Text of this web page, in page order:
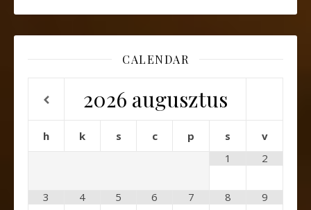
CALENDAR
2026 augusztus
h k s c p s
v
1
2
3 4 5 6 7 8 9